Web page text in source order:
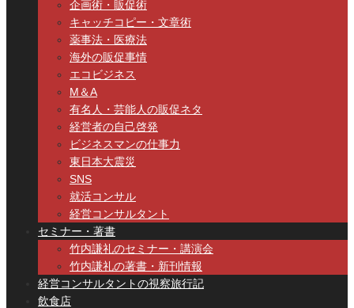
企画術・販促術
キャッチコピー・文章術
薬事法・医療法
海外の販促事情
エコビジネス
M＆A
有名人・芸能人の販促ネタ
経営者の自己啓発
ビジネスマンの仕事力
東日本大震災
SNS
就活コンサル
経営コンサルタント
セミナー・著書
竹内謙礼のセミナー・講演会
竹内謙礼の著書・新刊情報
経営コンサルタントの視察旅行記
飲食店